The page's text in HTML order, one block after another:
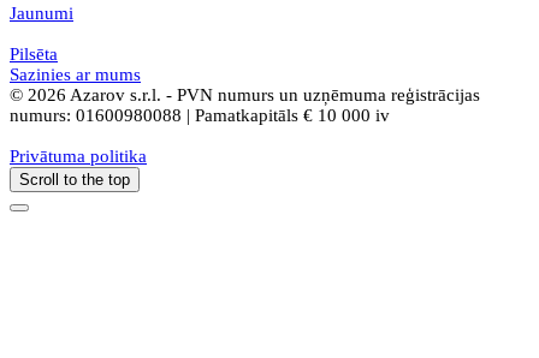
Jaunumi
Pilsēta
Sazinies ar mums
© 2026 Azarov s.r.l. - PVN numurs un uzņēmuma reģistrācijas
numurs: 01600980088 | Pamatkapitāls € 10 000 iv
Privātuma politika
Scroll to the top